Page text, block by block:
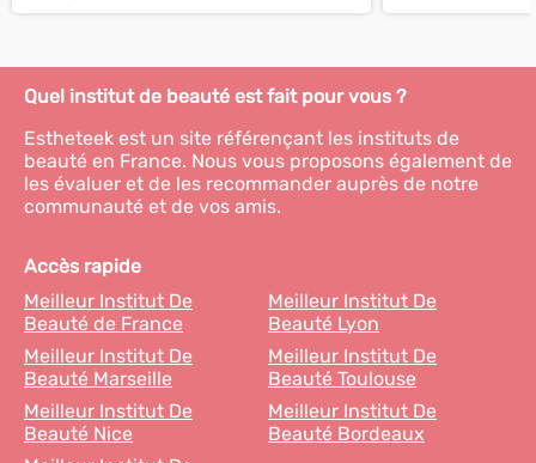
Quel institut de beauté est fait pour vous ?
Estheteek est un site référençant les instituts de
beauté en France. Nous vous proposons également de
les évaluer et de les recommander auprès de notre
communauté et de vos amis.
Accès rapide
Meilleur Institut De
Beauté de France
Meilleur Institut De
Beauté Lyon
Meilleur Institut De
Beauté Marseille
Meilleur Institut De
Beauté Toulouse
Meilleur Institut De
Beauté Nice
Meilleur Institut De
Beauté Bordeaux